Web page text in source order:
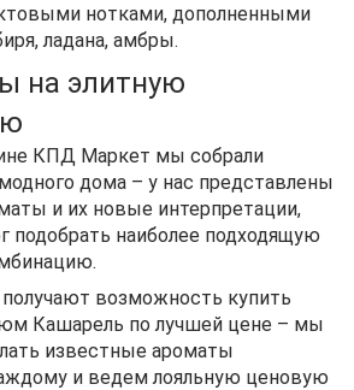
нотками, дополненными
ладана, амбры.
на элитную
КПД Маркет мы собрали
дома – у нас представлены
и их новые интерпретации,
наиболее подходящую
возможность купить
Кашарель по лучшей цене – мы
известные ароматы
и ведем лояльную ценовую